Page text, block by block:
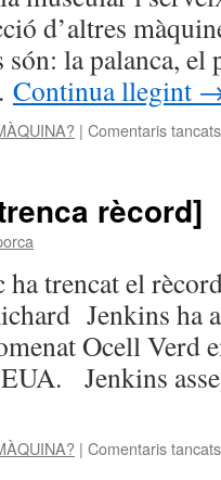
d’altres
la palanca,
Continua llegint
| Comentaris tancats
rècord]
trencat el
Jenkins ha
Ocell Verd
EUA. Jenkins
| Comentaris tancats